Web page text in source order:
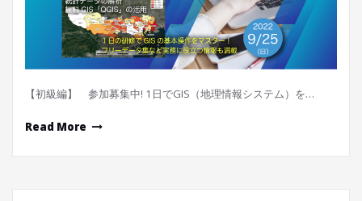
【初級編】 参加募集中! 1日でGIS（地理情報システム）を…
Read More